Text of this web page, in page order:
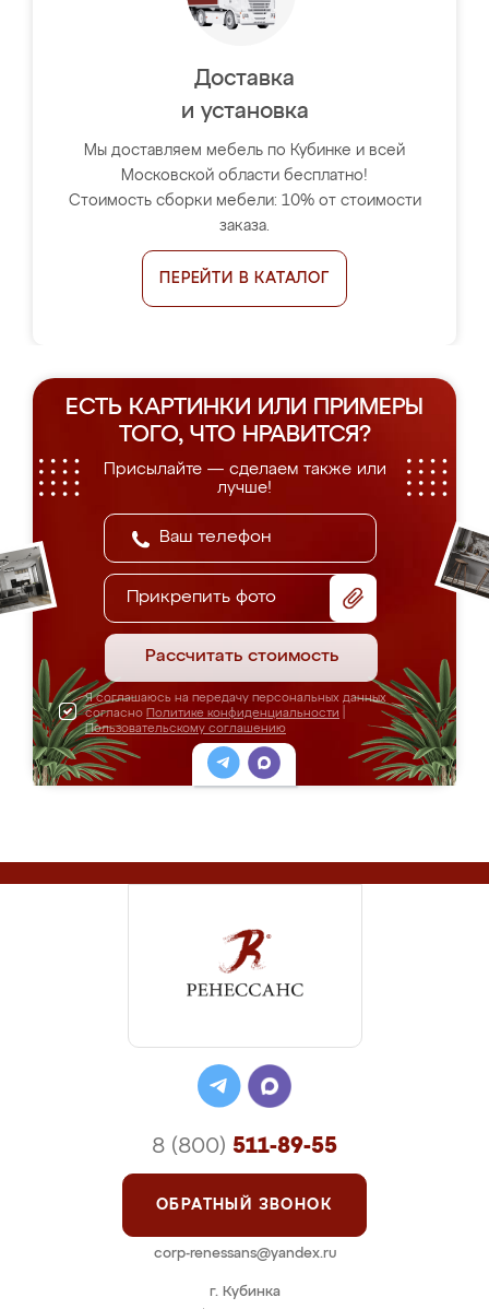
Доставка
и установка
Мы доставляем мебель по Кубинке и всей
Московской области бесплатно!
Стоимость сборки мебели: 10% от стоимости
заказа.
ПЕРЕЙТИ В КАТАЛОГ
ЕСТЬ КАРТИНКИ ИЛИ ПРИМЕРЫ
ТОГО, ЧТО НРАВИТСЯ?
Присылайте — сделаем также или
лучше!
Прикрепить фото
Рассчитать стоимость
Я соглашаюсь на передачу персональных данных
согласно Политике конфиденциальности
Пользовательскому соглашению
г. Кубинка
8 (800) 511-89-55
ОБРАТНЫЙ ЗВОНОК
corp-renessans@yandex.ru